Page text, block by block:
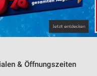
& Öffnungszeiten